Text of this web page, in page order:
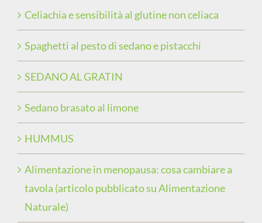
Celiachia e sensibilità al glutine non celiaca
Spaghetti al pesto di sedano e pistacchi
SEDANO AL GRATIN
Sedano brasato al limone
HUMMUS
Alimentazione in menopausa: cosa cambiare a
tavola (articolo pubblicato su Alimentazione
Naturale)